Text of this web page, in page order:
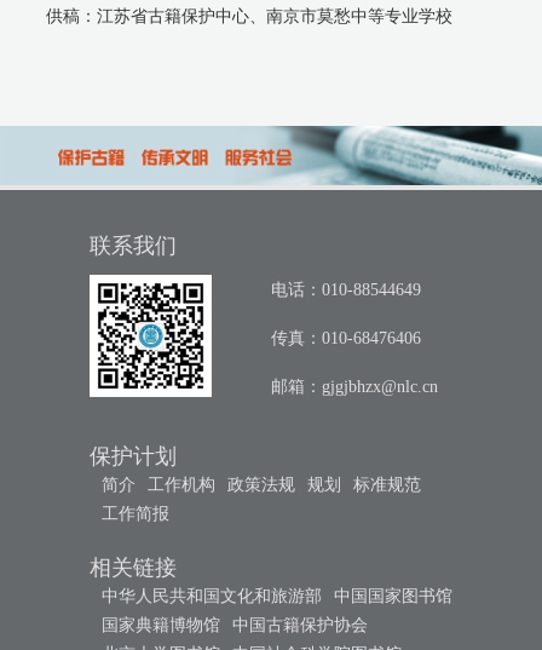
供稿：江苏省古籍保护中心、南京市莫愁中等专业学校
联系我们
电话：010-88544649
传真：010-68476406
邮箱： gjgjbhzx@nlc.cn
保护计划
简介 工作机构 政策法规 规划
标准规范
工作简报
相关链接
中华人民共和国文化和旅游部
中国国家图书馆
国家典籍博物馆
中国古籍保护协会